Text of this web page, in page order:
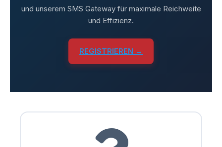
und unserem SMS Gateway für maximale Reichweite
und Effizienz.
REGISTRIEREN →